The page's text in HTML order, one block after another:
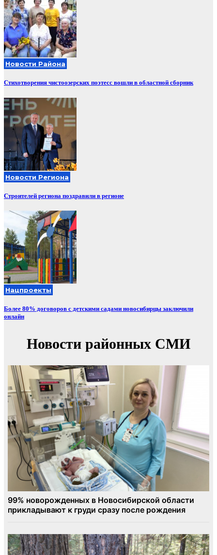
Новости Района
Стихотворения чистоозерских поэтесс вошли в областной сборник
Новости Региона
Строителей региона поздравили в регионе
Нацпроекты
Более 80% договоров с детскими садами новосибирцы заключили
онлайн